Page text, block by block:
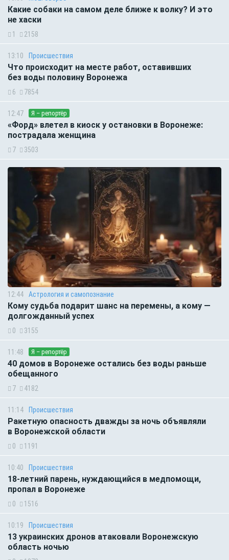
Какие собаки на самом деле ближе к волку? И это
не хаски
1 2158
13:10 Происшествия
Что происходит на месте работ, оставивших
без воды половину Воронежа
6 7854
12:47 Я – репортёр
«Форд» влетел в киоск у остановки в Воронеже:
пострадала женщина
7 3503
12:44 Астрология и самопознание
Кому судьба подарит шанс на перемены, а кому —
долгожданный успех
0 3155
11:48 Я – репортёр
40 домов в Воронеже остались без воды раньше
обещанного
7 4182
11:14 Происшествия
Ракетную опасность дважды за ночь объявляли
в Воронежской области
0 1191
10:40 Происшествия
18-летний парень, нуждающийся в медпомощи,
пропал в Воронеже
0 1516
10:19 Происшествия
13 украинских дронов атаковали Воронежскую
область ночью